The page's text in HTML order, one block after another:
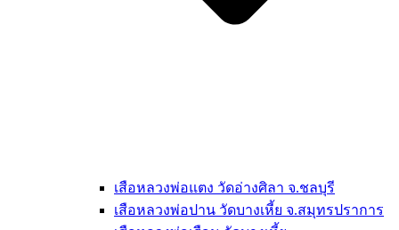
เสือหลวงพ่อแตง วัดอ่างศิลา จ.ชลบุรี
เสือหลวงพ่อปาน วัดบางเหี้ย จ.สมุทรปราการ